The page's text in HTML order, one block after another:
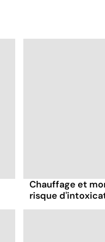
Chauffage et
risque